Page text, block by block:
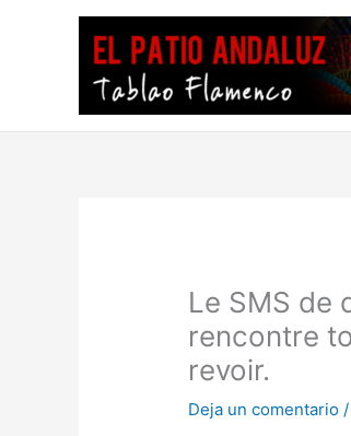
Le SMS de
rencontre
revoir.
Deja un comentario /